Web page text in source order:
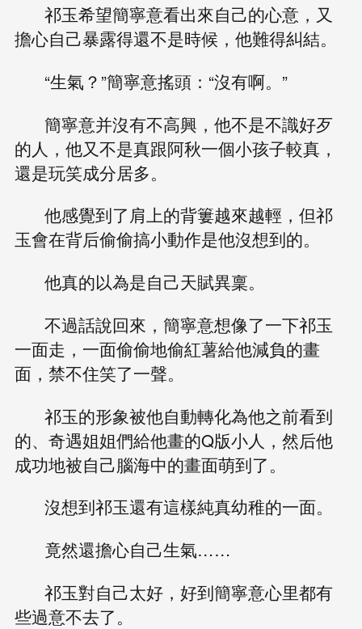
祁玉希望簡寧意看出來自己的心意，又
擔心自己暴露得還不是時候，他難得糾結。
“生氣？”簡寧意搖頭：“沒有啊。”
簡寧意并沒有不高興，他不是不識好歹
的人，他又不是真跟阿秋一個小孩子較真，
還是玩笑成分居多。
他感覺到了肩上的背簍越來越輕，但祁
玉會在背后偷偷搞小動作是他沒想到的。
他真的以為是自己天賦異稟。
不過話說回來，簡寧意想像了一下祁玉
一面走，一面偷偷地偷紅薯給他減負的畫
面，禁不住笑了一聲。
祁玉的形象被他自動轉化為他之前看到
的、奇遇姐姐們給他畫的Q版小人，然后他
成功地被自己腦海中的畫面萌到了。
沒想到祁玉還有這樣純真幼稚的一面。
竟然還擔心自己生氣……
祁玉對自己太好，好到簡寧意心里都有
些過意不去了。